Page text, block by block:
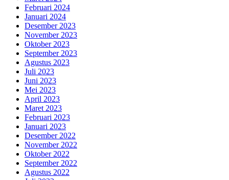
Februari 2024
Januari 2024
Desember 2023
November 2023
Oktober 2023
September 2023
Agustus 2023
Juli 2023
Juni 2023
Mei 2023
April 2023
Maret 2023
Februari 2023
Januari 2023
Desember 2022
November 2022
Oktober 2022
September 2022
Agustus 2022